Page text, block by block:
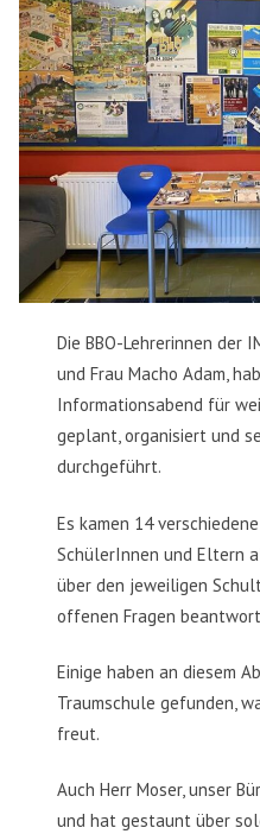
Die BBO-Lehrerinnen der
und Frau Macho Adam,
Informationsabend für
geplant, organisiert und
durchgeführt.
Es kamen 14
SchülerInnen und Eltern
über den jeweiligen
offenen Fragen
Einige haben an diesem
Traumschule gefunden,
freut.
Auch Herr Moser, unser
und hat gestaunt über